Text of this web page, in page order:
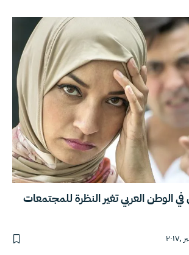
الوطن العربي تغير النظرة للمجتمعات